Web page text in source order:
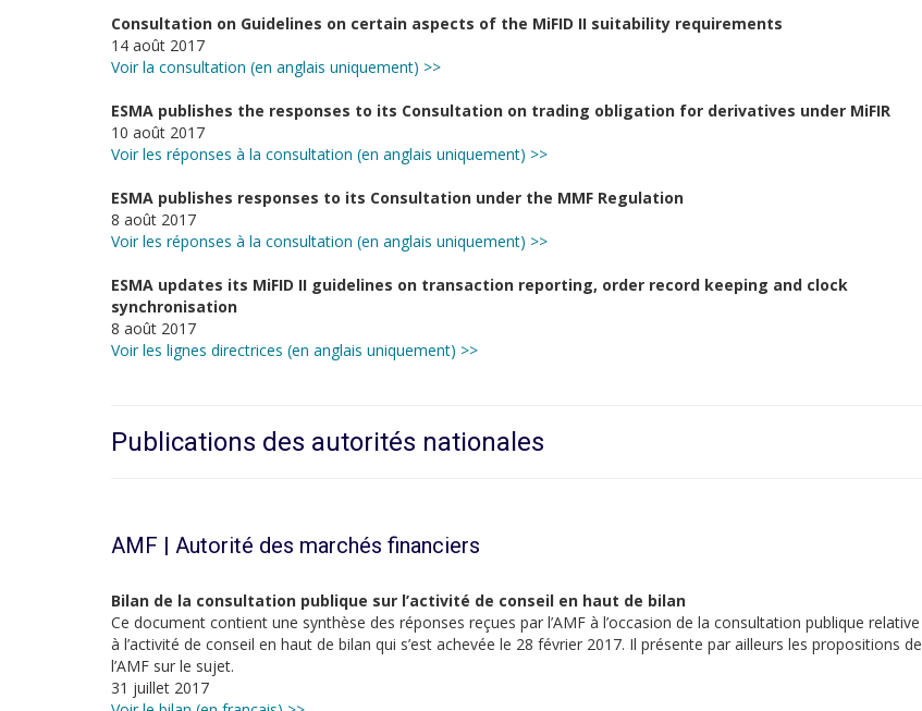
Consultation on Guidelines on certain aspects of the MiFID II suitability requirements
14 août 2017
Voir la consultation (en anglais uniquement) >>
ESMA publishes the responses to its Consultation on trading obligation for derivatives under MiFIR
10 août 2017
Voir les réponses à la consultation (en anglais uniquement) >>
ESMA publishes responses to its Consultation under the MMF Regulation
8 août 2017
Voir les réponses à la consultation (en anglais uniquement) >>
ESMA updates its MiFID II guidelines on transaction reporting, order record keeping and clock
synchronisation
8 août 2017
Voir les lignes directrices (en anglais uniquement) >>
Publications des autorités nationales
AMF | Autorité des marchés financiers
Bilan de la consultation publique sur l’activité de conseil en haut de bilan
Ce document contient une synthèse des réponses reçues par l’AMF à l’occasion de la consultation publique relative
à l’activité de conseil en haut de bilan qui s’est achevée le 28 février 2017. Il présente par ailleurs les propositions de
l’AMF sur le sujet.
31 juillet 2017